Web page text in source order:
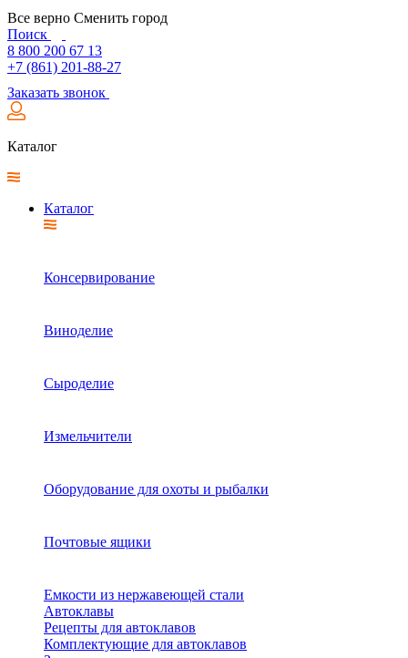
Все верно Сменить город
Поиск
8 800 200 67 13
+7 (861) 201-88-27
Заказать звонок
Каталог
Каталог
Консервирование
Виноделие
Сыроделие
Измельчители
Оборудование для охоты и рыбалки
Почтовые ящики
Емкости из нержавеющей стали
Автоклавы
Рецепты для автоклавов
Комплектующие для автоклавов